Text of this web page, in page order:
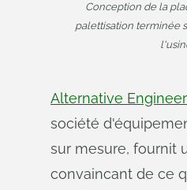
Conception de la
palettisation terminée
Alternative
société
sur mesure, fournit
convaincant de ce